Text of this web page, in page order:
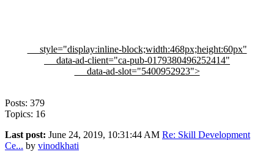
style="display:inline-block;width:468px;height:60px"
data-ad-client="ca-pub-0179380496252414"
data-ad-slot="5400952923">
Posts: 379
Topics: 16
Last post: June 24, 2019, 10:31:44 AM Re: Skill Development
Ce... by vinodkhati